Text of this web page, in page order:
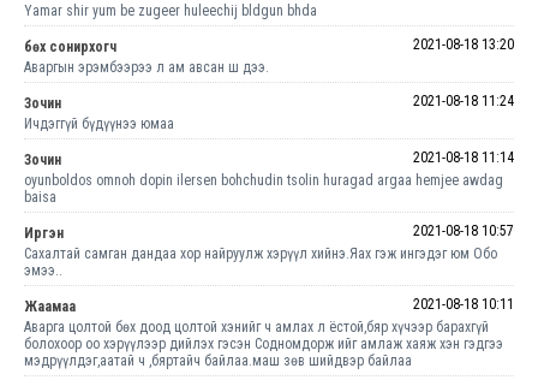
Yamar shir yum be zugeer huleechij bldgun bhda
бөх сонирхогч
2021-08-18 13:20
Аваргын эрэмбээрээ л ам авсан ш дээ.
Зочин
2021-08-18 11:24
Ичдэггүй бүдүүнээ юмаа
Зочин
2021-08-18 11:14
oyunboldos omnoh dopin ilersen bohchudin tsolin huragad argaa hemjee awdag
baisa
Иргэн
2021-08-18 10:57
Сахалтай самган дандаа хор найруулж хэрүүл хийнэ.Яах гэж ингэдэг юм Обо
эмээ..
Жаамаа
2021-08-18 10:11
Аварга цолтой бөх доод цолтой хэнийг ч амлах л ёстой,бяр хүчээр барахгүй
болохоор оо хэрүүлээр дийлэх гэсэн Содномдорж ийг амлаж хаяж хэн гэдгээ
мэдрүүлдэг,аатай ч ,бяртайч байлаа.маш зөв шийдвэр байлаа